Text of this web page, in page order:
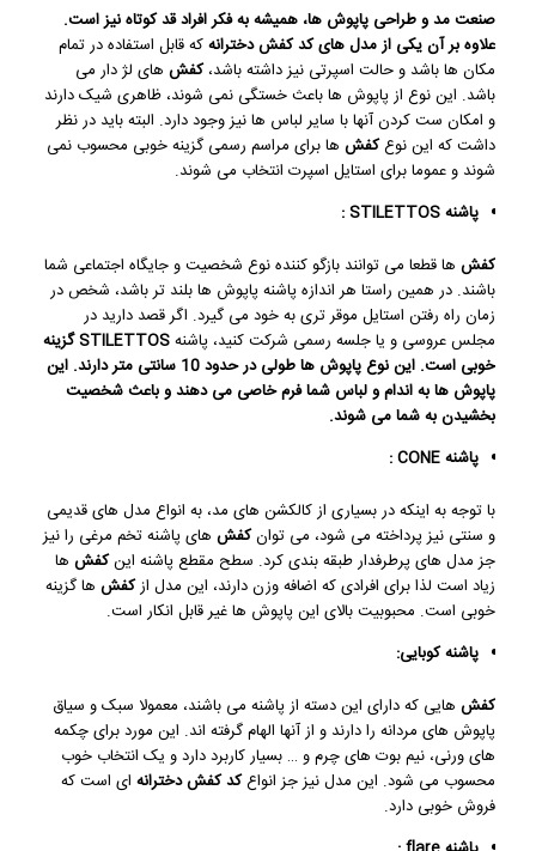
صنعت مد و طراحی پاپوش ها، همیشه به فکر افراد قد کوتاه نیز است.
علاوه بر آن یکی از مدل هایکد کفش دخترانهکه قابل استفاده در تمام
مکان ها باشد و حالت اسپرتی نیز داشته باشد،کفشهای لژ دار می
باشد. این نوع از پاپوش ها باعث خستگی نمی شوند، ظاهری شیک دارند
و امکان ست کردن آنها با سایر لباس ها نیز وجود دارد. البته باید در نظر
داشت که این نوعکفشها برای مراسم رسمی گزینه خوبی محسوب نمی
شوند و عموما برای استایل اسپرت انتخاب می شوند.
پاشنهSTILETTOS
:
کفشها قطعا می توانند بازگو کننده نوع شخصیت و جایگاه اجتماعی شما
باشند. در همین راستا هر اندازه پاشنه پاپوش ها بلند تر باشد، شخص در
زمان راه رفتن استایل موقر تری به خود می گیرد. اگر قصد دارید در
مجلس عروسی و یا جلسه رسمی شرکت کنید، پاشنهSTILETTOSگزینه
خوبی است. این نوع پاپوش
ها طولی در حدود 10 سانتی متر دارند. این
پاپوش ها به اندام و لباس شما فرم خاصی می دهند و باعث شخصیت
بخشیدن به شما می شوند.
پاشنهCONE
:
با توجه به اینکه در بسیاری از کالکشن های مد، به انواع مدل های قدیمی
و سنتی نیز پرداخته می شود، می توانکفشهای پاشنه تخم مرغی را نیز
جز مدل های پرطرفدار طبقه بندی کرد. سطح مقطع پاشنه اینکفشها
زیاد است لذا برای افرادی که اضافه وزن دارند، این مدل ازکفشها گزینه
خوبی است. محبوبیت بالای این پاپوش ها غیر قابل انکار است.
پاشنه کوبایی:
کفشهایی که دارای این دسته از پاشنه می باشند، معمولا سبک و سیاق
پاپوش های مردانه را دارند و از آنها الهام گرفته اند. این مورد برای چکمه
های ورنی، نیم بوت های چرم و … بسیار کاربرد دارد و یک انتخاب خوب
محسوب می شود. این مدل نیز جز انواعکد کفش دخترانهای است که
فروش خوبی دارد.